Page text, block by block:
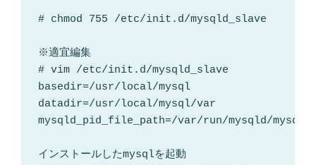
# chmod 755 /etc/init.d/mysqld_slave
※適宜編集
# vim /etc/init.d/mysqld_slave
basedir=/usr/local/mysql
datadir=/usr/local/mysql/var
mysqld_pid_file_path=/var/run/mysqld/
インストールしたmysqlを起動